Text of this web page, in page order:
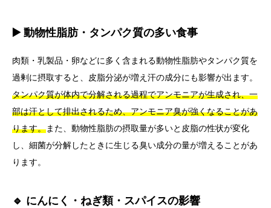
▶️ 動物性脂肪・タンパク質の多い食事
肉類・乳製品・卵などに多く含まれる動物性脂肪やタンパク質を
過剰に摂取すると、皮脂分泌が増え汗の成分にも影響が出ます。
タンパク質が体内で分解される過程でアンモニアが生成され、一
部は汗として排出されるため、アンモニア臭が強くなることがあ
ります。また、動物性脂肪の摂取量が多いと皮脂の性状が変化
し、細菌が分解したときに生じる臭い成分の量が増えることがあ
ります。
🔹 にんにく・ねぎ類・スパイスの影響